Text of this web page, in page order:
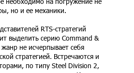
но и ее механики.
RTS-стратегий
выделить серию Command &
не исчерпывает себя
стратегией. Встречаются и
по типу Steel Division 2,